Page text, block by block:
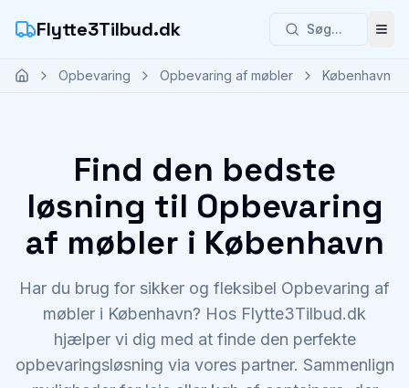
Flytte3Tilbud.dk Søg... Åbn
Opbevaring Opbevaring af møbler København
Find den bedste
løsning til Opbevaring
af møbler i København
Har du brug for sikker og fleksibel Opbevaring af
møbler i København? Hos Flytte3Tilbud.dk
hjælper vi dig med at finde den perfekte
opbevaringsløsning via vores partner. Sammenlign